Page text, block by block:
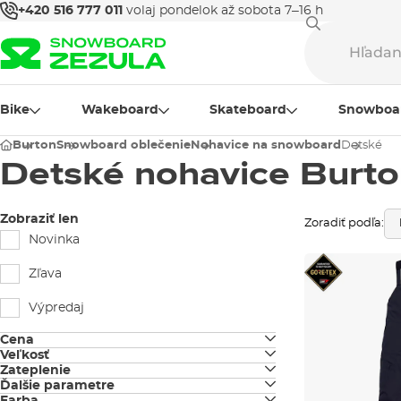
+420 516 777 011 volaj pondelok až sobota 7–16 h
Bike Wakeboard Skateboard
BurtonSnowboard oblečenie Nohavice na snowboard Detské
Detské nohavice
Zobraziť len
Novinka
Zľava
Výpredaj
Cena
Veľkosť
JUNIOR S
Zateplenie
nezateplené
Ďalšie parametre
Zoradiť podľa: